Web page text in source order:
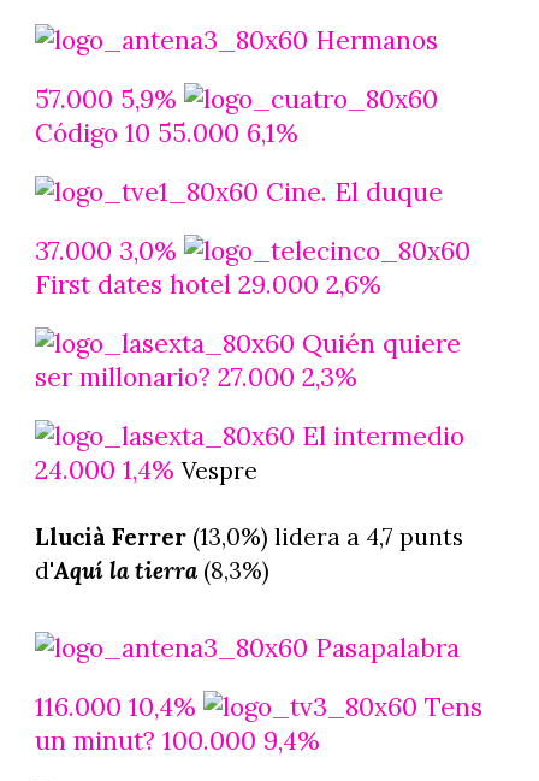
Hermanos
57.000 5,9%
Código 10 55.000 6,1%
Cine. El duque
37.000 3,0%
First dates hotel 29.000 2,6%
Quién quiere
ser millonario? 27.000 2,3%
El intermedio
24.000 1,4% Vespre
Llucià Ferrer(13,0%) lidera a 4,7 punts
d'Aquí la tierra (8,3%)
Pasapalabra
116.000 10,4%
Tens
un minut? 100.000 9,4%